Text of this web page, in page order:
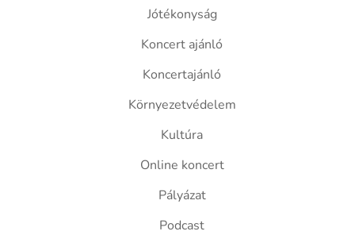
Jótékonyság
Koncert ajánló
Koncertajánló
Környezetvédelem
Kultúra
Online koncert
Pályázat
Podcast